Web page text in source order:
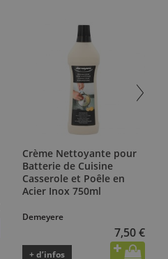
Crème Nettoyante pour
Batterie de Cuisine
Casserole et Poêle en
Acier Inox 750ml
Demeyere
7,50 €
+ d’infos